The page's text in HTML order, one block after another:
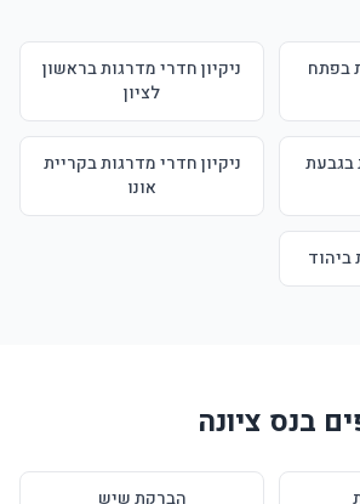
בפתח
ניקיון חדרי מדרגות בראשון
לציון
בגבעת
ניקיון חדרי מדרגות בקריית
אונו
ביהוד
בנס ציונה
הברקת שיש